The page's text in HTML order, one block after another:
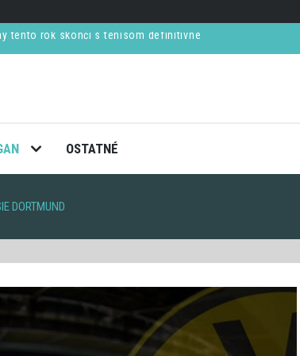
na Cháru
semifinále French Open
OSTATNÉ
DORTMUND